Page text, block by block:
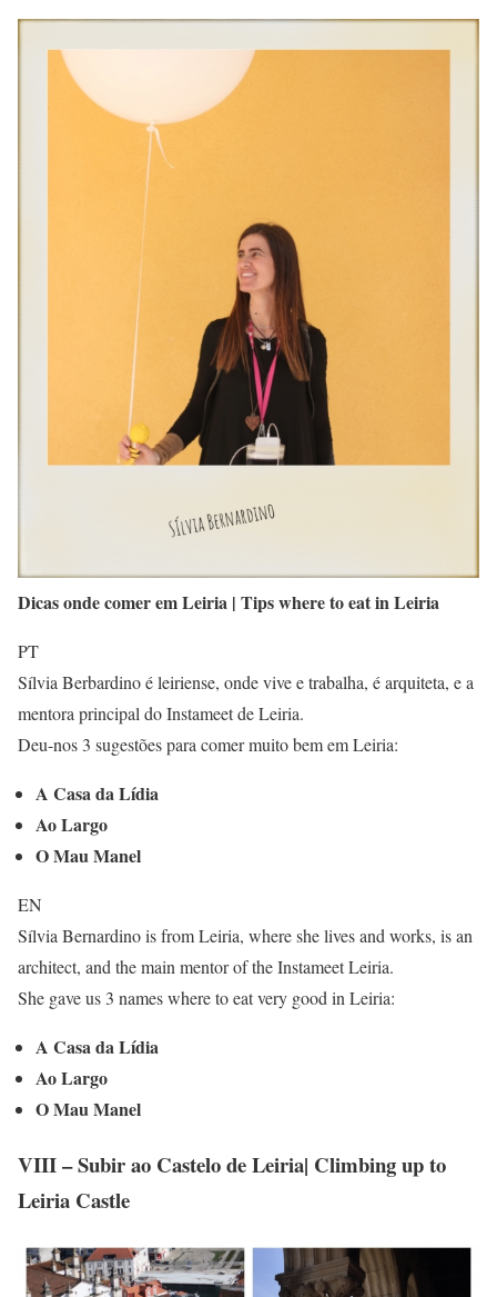
Dicas onde comer em Leiria | Tips where to eat in Leiria
PT
Sílvia Berbardino é leiriense, onde vive e trabalha, é arquiteta, e a
mentora principal do Instameet de Leiria.
Deu-nos 3 sugestões para comer muito bem em Leiria:
A Casa da Lídia
Ao Largo
O Mau Manel
EN
Sílvia Bernardino is from Leiria, where she lives and works, is an
architect, and the main mentor of the Instameet Leiria.
She gave us 3 names where to eat very good in Leiria:
A Casa da Lídia
Ao Largo
O Mau Manel
VIII – Subir ao Castelo de Leiria| Climbing up to
Leiria Castle